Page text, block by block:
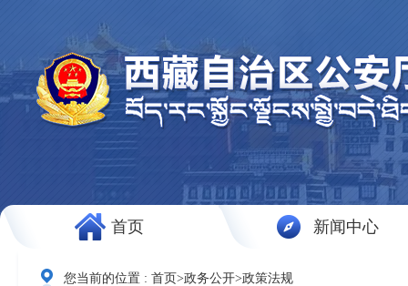
首页 新闻中心
您当前的位置 : 首页>政务公开>政策法规